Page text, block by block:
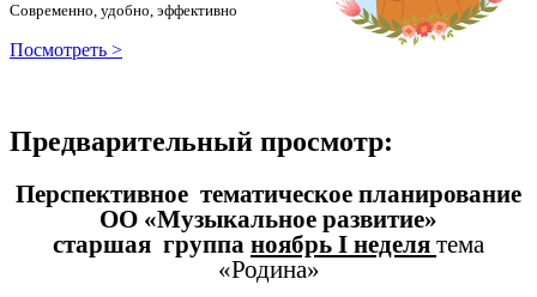
Современно, удобно, эффективно
Посмотреть >
Предварительный просмотр:
Перспективное тематическое планирование
ОО «Музыкальное развитие»
старшая группа ноябрь I неделя тема
«Родина»